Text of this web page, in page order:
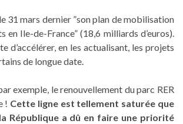
31 mars dernier ”son plan de mobilisation
en Ile-de-France” (18,6 milliards d’euros).
d’accélérer, en les actualisant, les projets
de longue date.
exemple, le renouvellement du parc RER
! Cette ligne est tellement saturée que
République a dû en faire une priorité